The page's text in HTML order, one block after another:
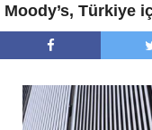
Moody’s, Türkiye